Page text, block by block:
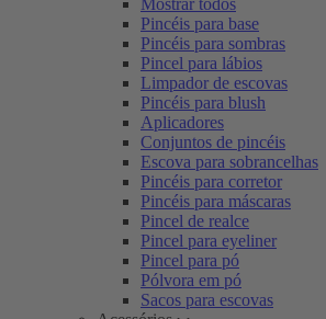
Mostrar todos
Pincéis para base
Pincéis para sombras
Pincel para lábios
Limpador de escovas
Pincéis para blush
Aplicadores
Conjuntos de pincéis
Escova para sobrancelhas
Pincéis para corretor
Pincéis para máscaras
Pincel de realce
Pincel para eyeliner
Pincel para pó
Pólvora em pó
Sacos para escovas